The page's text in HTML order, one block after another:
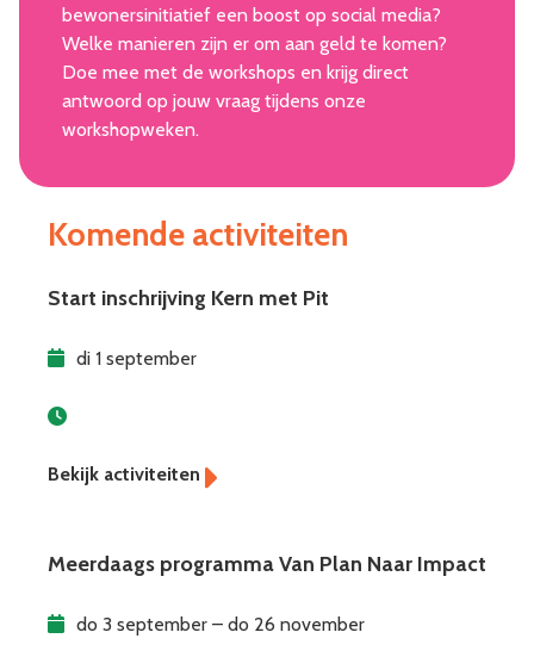
bewonersinitiatief een boost op social media?
Welke manieren zijn er om aan geld te komen?
Doe mee met de workshops en krijg direct
antwoord op jouw vraag tijdens onze
workshopweken.
Komende activiteiten
Start inschrijving Kern met Pit
di 1 september
Meerdaags programma Van Plan Naar Impact
do 3 september – do 26 november